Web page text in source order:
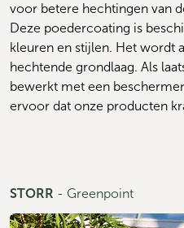
voor betere hechtingen van
Deze poedercoating is
kleuren en stijlen. Het wordt
hechtende grondlaag. Als
bewerkt met een
ervoor dat onze producten
STORR - Greenpoint